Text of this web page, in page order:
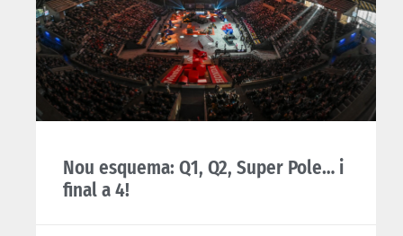
Nou esquema: Q1, Q2, Super Pole… i
final a 4!